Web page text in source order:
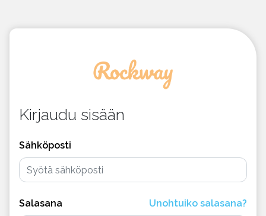
Kirjaudu sisään
Sähköposti
Salasana Unohtuiko salasana?